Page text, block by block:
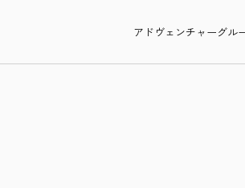
アドヴェンチャーグル